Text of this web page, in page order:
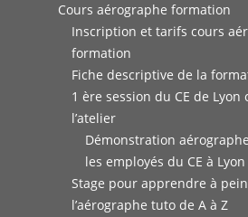
Cours aérographe formation
Inscription et tarifs cours
formation
Fiche descriptive de la
1 ère session du CE de
l’atelier
Démonstration
les employés du CE à Lyon
Stage pour apprendre à
l’aérographe tuto de A à Z